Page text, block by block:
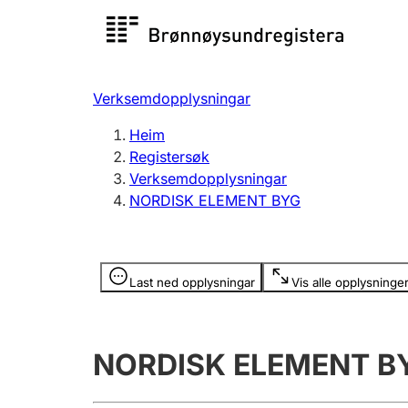
Registersøk
Registrere, endre, slette
Verksemdopplysningar
Heim
Registersøk
Verksemdopplysningar
NORDISK ELEMENT BYG
Last ned opplysningar Vis alle opplysninger
Opplysninger er skjult
NORDISK ELEMENT